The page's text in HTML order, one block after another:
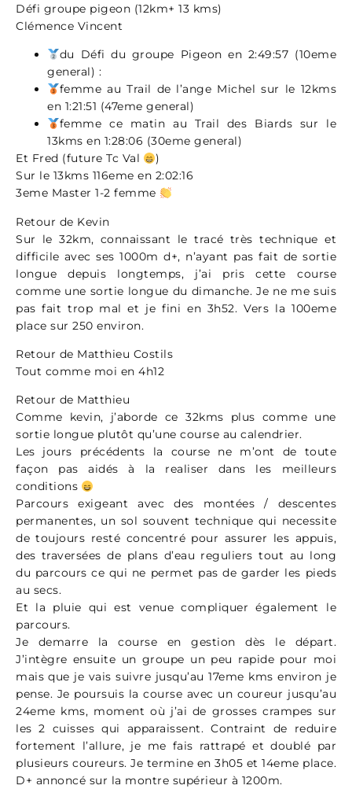
Défi groupe pigeon (12km+ 13 kms)
Clémence Vincent
du Défi du groupe Pigeon en 2:49:57 (10eme
general) :
femme au Trail de l’ange Michel sur le 12kms
en 1:21:51 (47eme general)
femme ce matin au Trail des Biards sur le
13kms en 1:28:06 (30eme general)
Et Fred (future Tc Val
)
Sur le 13kms 116eme en 2:02:16
3eme Master 1-2 femme
Retour de Kevin
Sur le 32km, connaissant le tracé très technique et
difficile avec ses 1000m d+, n’ayant pas fait de sortie
longue depuis longtemps, j’ai pris cette course
comme une sortie longue du dimanche. Je ne me suis
pas fait trop mal et je fini en 3h52. Vers la 100eme
place sur 250 environ.
Retour de Matthieu Costils
Tout comme moi en 4h12
Retour de Matthieu
Comme kevin, j’aborde ce 32kms plus comme une
sortie longue plutôt qu’une course au calendrier.
Les jours précédents la course ne m’ont de toute
façon pas aidés à la realiser dans les meilleurs
conditions
Parcours exigeant avec des montées / descentes
permanentes, un sol souvent technique qui necessite
de toujours resté concentré pour assurer les appuis,
des traversées de plans d’eau reguliers tout au long
du parcours ce qui ne permet pas de garder les pieds
au secs.
Et la pluie qui est venue compliquer également le
parcours.
Je demarre la course en gestion dès le départ.
J’intègre ensuite un groupe un peu rapide pour moi
mais que je vais suivre jusqu’au 17eme kms environ je
pense. Je poursuis la course avec un coureur jusqu’au
24eme kms, moment où j’ai de grosses crampes sur
les 2 cuisses qui apparaissent. Contraint de reduire
fortement l’allure, je me fais rattrapé et doublé par
plusieurs coureurs. Je termine en 3h05 et 14eme place.
D+ annoncé sur la montre supérieur à 1200m.